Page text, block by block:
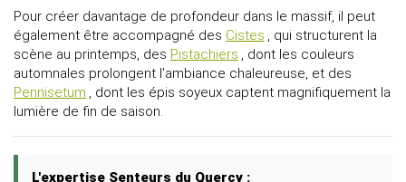
Pour créer davantage de profondeur dans le massif, il peut
également être accompagné des Cistes , qui structurent la
scène au printemps, des Pistachiers , dont les couleurs
automnales prolongent l'ambiance chaleureuse, et des
Pennisetum , dont les épis soyeux captent magnifiquement la
lumière de fin de saison.
L'expertise Senteurs du Quercy :